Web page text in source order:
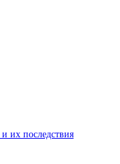
их последствия